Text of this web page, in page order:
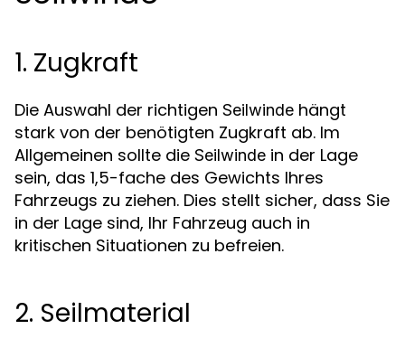
1. Zugkraft
Die Auswahl der richtigen Seilwinde hängt
stark von der benötigten Zugkraft ab. Im
Allgemeinen sollte die Seilwinde in der Lage
sein, das 1,5-fache des Gewichts Ihres
Fahrzeugs zu ziehen. Dies stellt sicher, dass Sie
in der Lage sind, Ihr Fahrzeug auch in
kritischen Situationen zu befreien.
2. Seilmaterial